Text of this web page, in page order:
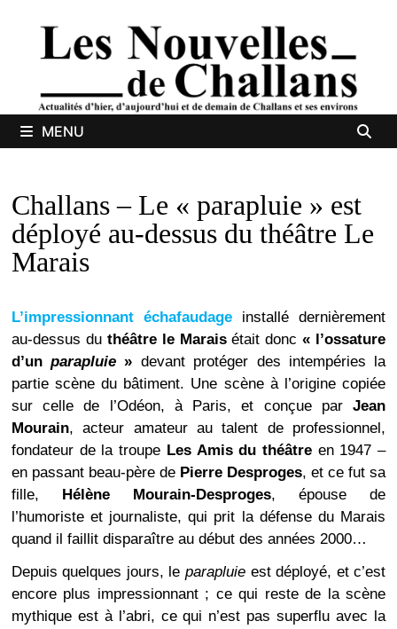
MENU
Challans – Le « parapluie » est
déployé au-dessus du théâtre Le
Marais
L’impressionnant échafaudageinstallé dernièrement
au-dessus du théâtre le Maraisétait donc« l’ossature
d’unparapluie » devant protéger des intempéries la
partie scène du bâtiment. Une scène à l’origine copiée
sur celle de l’Odéon, à Paris, et conçue parJean
Mourain, acteur amateur au talent de professionnel,
fondateur de la troupe Les Amis du théâtreen 1947 –
en passant beau-père de Pierre Desproges, et ce fut sa
fille,
Hélène Mourain-Desproges, épouse de
l’humoriste et journaliste, qui prit la défense du Marais
quand il faillit disparaître au début des années 2000…
Depuis quelques jours, le parapluie est déployé, et c’est
encore plus impressionnant ; ce qui reste de la scène
mythique est à l’abri, ce qui n’est pas superflu avec la